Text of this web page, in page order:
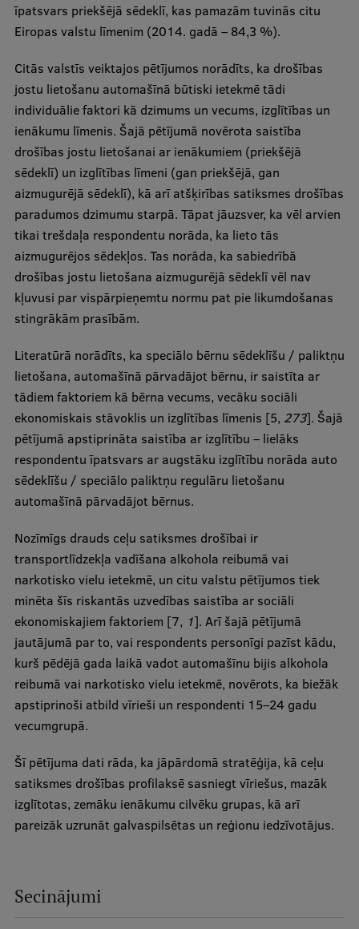
īpatsvars priekšējā sēdeklī, kas pamazām tuvinās citu
Eiropas valstu līmenim (2014. gadā – 84,3 %).
Citās valstīs veiktajos pētījumos norādīts, ka drošības
jostu lietošanu automašīnā būtiski ietekmē tādi
individuālie faktori kā dzimums un vecums, izglītības un
ienākumu līmenis. Šajā pētījumā novērota saistība
drošības jostu lietošanai ar ienākumiem (priekšējā
sēdeklī) un izglītības līmeni (gan priekšējā, gan
aizmugurējā sēdeklī), kā arī atšķirības satiksmes drošības
paradumos dzimumu starpā. Tāpat jāuzsver, ka vēl arvien
tikai trešdaļa respondentu norāda, ka lieto tās
aizmugurējos sēdekļos. Tas norāda, ka sabiedrībā
drošības jostu lietošana aizmugurējā sēdeklī vēl nav
kļuvusi par vispārpieņemtu normu pat pie likumdošanas
stingrākām prasībām.
Literatūrā norādīts, ka speciālo bērnu sēdeklīšu / paliktņu
lietošana, automašīnā pārvadājot bērnu, ir saistīta ar
tādiem faktoriem kā bērna vecums, vecāku sociāli
ekonomiskais stāvoklis un izglītības līmenis [5, 273]. Šajā
pētījumā apstiprināta saistība ar izglītību – lielāks
respondentu īpatsvars ar augstāku izglītību norāda auto
sēdeklīšu / speciālo paliktņu regulāru lietošanu
automašīnā pārvadājot bērnus.
Nozīmīgs drauds ceļu satiksmes drošībai ir
transportlīdzekļa vadīšana alkohola reibumā vai
narkotisko vielu ietekmē, un citu valstu pētījumos tiek
minēta šīs riskantās uzvedības saistība ar sociāli
ekonomiskajiem faktoriem [7, 1]. Arī šajā pētījumā
jautājumā par to, vai respondents personīgi pazīst kādu,
kurš pēdējā gada laikā vadot automašīnu bijis alkohola
reibumā vai narkotisko vielu ietekmē, novērots, ka biežāk
apstiprinoši atbild vīrieši un respondenti 15–24 gadu
vecumgrupā.
Šī pētījuma dati rāda, ka jāpārdomā stratēģija, kā ceļu
satiksmes drošības profilaksē sasniegt vīriešus, mazāk
izglītotas, zemāku ienākumu cilvēku grupas, kā arī
pareizāk uzrunāt galvaspilsētas un reģionu iedzīvotājus.
Secinājumi